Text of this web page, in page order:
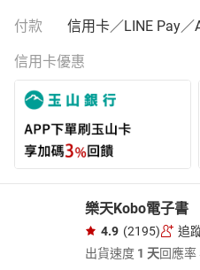
付款 信用卡／LINE Pay／
信用卡優惠
樂天Kobo電子書
4.9 (2195) 追
出貨速度 1 天回應率